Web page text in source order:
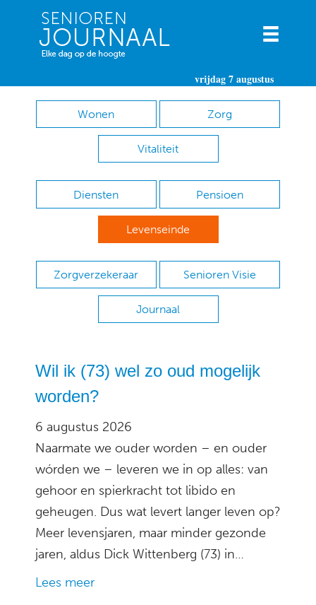
vrijdag 7 augustus
Wonen Zorg
Vitaliteit
Diensten Pensioen
Levenseinde
Zorgverzekeraar Senioren Visie
Journaal
Wil ik (73) wel zo oud mogelijk
worden?
6 augustus 2026
Naarmate we ouder worden – en ouder
wórden we – leveren we in op alles: van
gehoor en spierkracht tot libido en
geheugen. Dus wat levert langer leven op?
Meer levensjaren, maar minder gezonde
jaren, aldus Dick Wittenberg (73) in…
Lees meer